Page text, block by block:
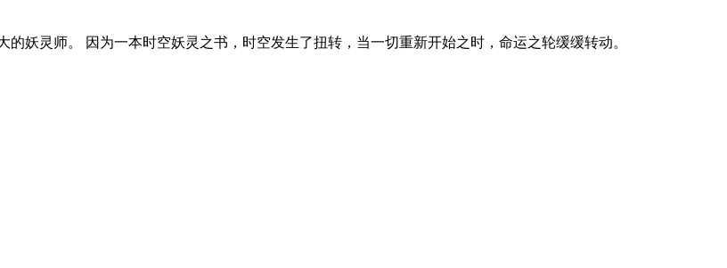
妖灵师。 因为一本时空妖灵之书，时空发生了扭转，当一切重新开始之时，命运之轮缓缓转动。